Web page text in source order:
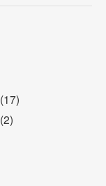
(17)
(2)